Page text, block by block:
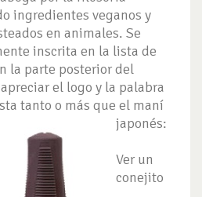
ingredientes veganos y
en animales. Se
inscrita en la lista de
la parte posterior del
el logo y la palabra
tanto o más que el maní
japonés:
Ver un
conejito